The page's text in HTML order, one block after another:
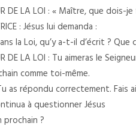
DE LA LOI : « Maître, que
: Jésus lui demanda :
la Loi, qu’y a-t-il d’écrit ?
DE LA LOI : Tu aimeras le
comme toi-même.
as répondu correctement. Fais
à questionner Jésus
prochain ?